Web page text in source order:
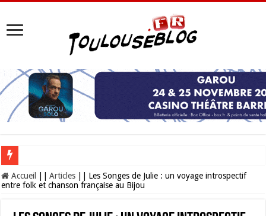
Les Nocturnes de la Cité de l’espace 2026 : l’événement incontournable de
Accueil Articles
Les Songes de Julie : un voyage introspectif
entre folk et chanson française au Bijou